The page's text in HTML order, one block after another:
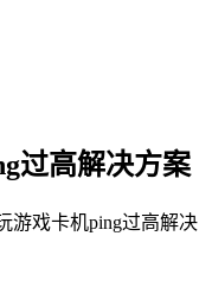
过高解决方案
游戏卡机ping过高解决